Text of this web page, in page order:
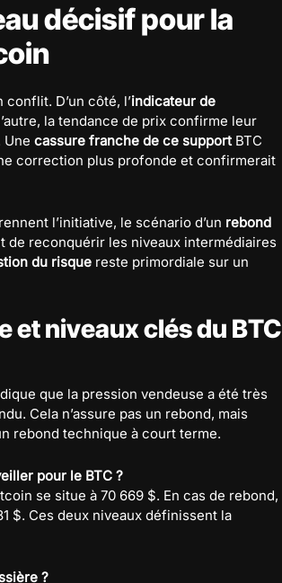
décisif pour la
D’un côté, l’indicateur de
la tendance de prix confirme leur
Une cassure franche de ce support BTC
correction plus profonde et confirmerait
l’initiative, le scénario d’un rebond
de reconquérir les niveaux intermédiaires
du risque reste primordiale sur un
et niveaux clés du BTC
que la pression vendeuse a été très
Cela n’assure pas un rebond, mais
rebond technique à court terme.
pour le BTC ?
se situe à 70 669 $. En cas de rebond,
$. Ces deux niveaux définissent la
?